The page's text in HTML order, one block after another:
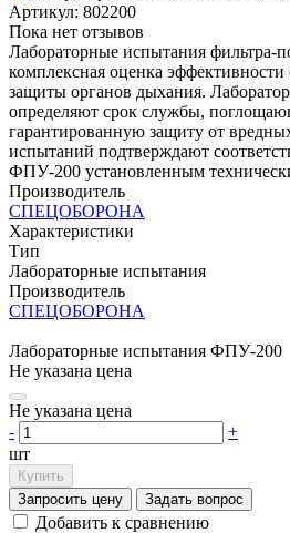
Артикул: 802200
Пока нет отзывов
Лабораторные испытания фильтра-
комплексная оценка
защиты органов дыхания.
определяют срок службы,
гарантированную защиту от
испытаний подтверждают
ФПУ-200 установленным
Производитель
СПЕЦОБОРОНА
Характеристики
Тип
Лабораторные испытания
Производитель
СПЕЦОБОРОНА
Лабораторные испытания ФПУ-200
Не указана цена
Не указана цена
-
+
шт
Купить
Запросить цену
Задать вопрос
Добавить к сравнению